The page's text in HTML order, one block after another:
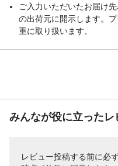
ご入力いただいたお届け
の出荷元に開示します。
重に取り扱います。
みんなが役に立ったレ
レビュー投稿する前に必